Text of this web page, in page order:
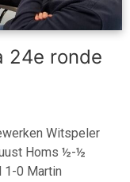
24e ronde
Witspeler
Homs ½-½
1-0 Martin